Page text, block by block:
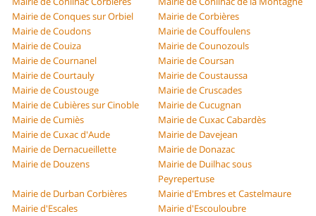
Mairie de Conques sur Orbiel
Mairie de Corbières
Mairie de Coudons
Mairie de Couffoulens
Mairie de Couiza
Mairie de Counozouls
Mairie de Cournanel
Mairie de Coursan
Mairie de Courtauly
Mairie de Coustaussa
Mairie de Coustouge
Mairie de Cruscades
Mairie de Cubières sur Cinoble
Mairie de Cucugnan
Mairie de Cumiès
Mairie de Cuxac Cabardès
Mairie de Cuxac d'Aude
Mairie de Davejean
Mairie de Dernacueillette
Mairie de Donazac
Mairie de Douzens
Mairie de Duilhac sous
Peyrepertuse
Mairie de Durban Corbières
Mairie d'Embres et Castelmaure
Mairie d'Escales
Mairie d'Escouloubre